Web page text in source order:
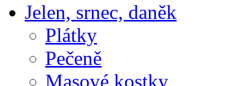
Jelen, srnec, daněk
Plátky
Pečeně
Masové kostky